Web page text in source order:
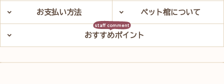
お支払い方法 ペット棺について
おすすめポイント